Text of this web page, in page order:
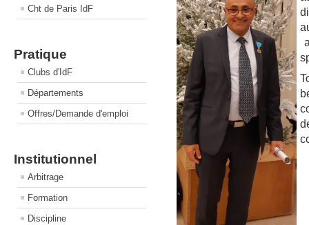
Cht de Paris IdF
Pratique
Clubs d'IdF
Départements
Offres/Demande d'emploi
Institutionnel
Arbitrage
Formation
Discipline